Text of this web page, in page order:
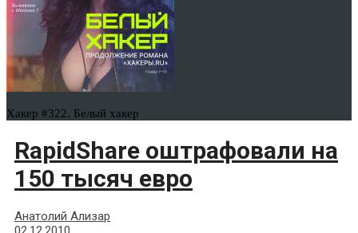
Хакер #322. Белый хакер
RapidShare оштрафовали на
150 тысяч евро
Анатолий Ализар